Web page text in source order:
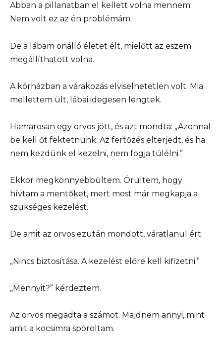
Abban a pillanatban el kellett volna mennem.
Nem volt ez az én problémám.
De a lábam önálló életet élt, mielőtt az eszem
megállíthatott volna.
A kórházban a várakozás elviselhetetlen volt. Mia
mellettem ült, lábai idegesen lengtek.
Hamarosan egy orvos jött, és azt mondta: „Azonnal
be kell őt fektetnünk. Az fertőzés elterjedt, és ha
nem kezdünk el kezelni, nem fogja túlélni.”
Ekkor megkönnyebbültem. Örültem, hogy
hívtam a mentőket, mert most már megkapja a
szükséges kezelést.
De amit az orvos ezután mondott, váratlanul ért.
„Nincs biztosítása. A kezelést előre kell kifizetni.”
„Mennyit?” kérdeztem.
Az orvos megadta a számot. Majdnem annyi, mint
amit a kocsimra spóroltam.